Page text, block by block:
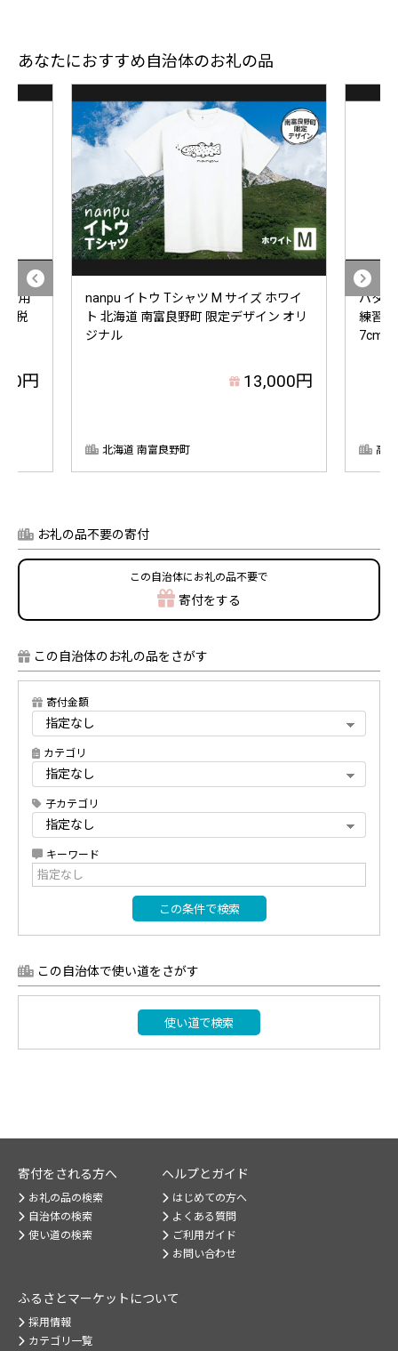
あなたにおすすめ自治体のお礼の品
利用
納税
円
nanpu イトウ Tシャツ M サイズ ホワイ
ト 北海道 南富良野町 限定デザイン オリ
ジナル
13,000円
北海道 南富良野町
パタ
練習
高
お礼の品不要の寄付
この自治体にお礼の品不要で
寄付をする
この自治体のお礼の品をさがす
寄付金額
カテゴリ
子カテゴリ
キーワード
この条件で検索
この自治体で使い道をさがす
使い道で検索
寄付をされる方へ
お礼の品の検索
自治体の検索
使い道の検索
ヘルプとガイド
はじめての方へ
よくある質問
ご利用ガイド
お問い合わせ
ふるさとマーケット について
採用情報
カテゴリ一覧